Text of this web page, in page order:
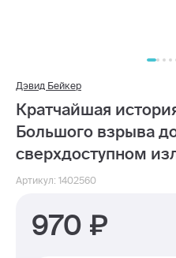
Дэвид Бейкер
Кратчайшая
Большого взрыва
сверхдоступном
Артикул: 1402560
970